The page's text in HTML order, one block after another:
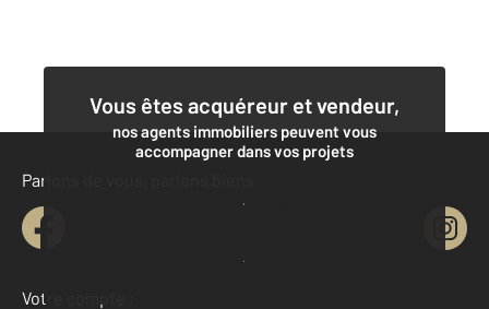
Vous êtes acquéreur et vendeur,
nos agents immobiliers peuvent vous
accompagner dans vos projets
Contacter l'agence
Demander une estimation
Parlons de vous, parlons biens
Votre compte :